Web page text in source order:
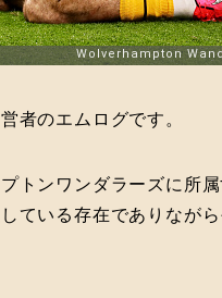
者のエムログです。
トンワンダラーズに所属
ている存在でありなが